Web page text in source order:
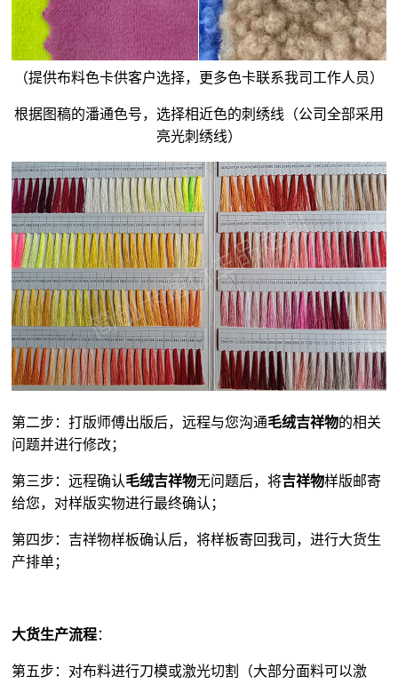
（提供布料色卡供客户选择，更多色卡联系我司工作人员）
根据图稿的潘通色号，选择相近色的刺绣线（公司全部采用
亮光刺绣线）
第二步：打版师傅出版后，远程与您沟通毛绒吉祥物的相关
问题并进行修改；
第三步：远程确认毛绒吉祥物无问题后，将吉祥物样版邮寄
给您，对样版实物进行最终确认；
第四步：吉祥物样板确认后，将样板寄回我司，进行大货生
产排单；
大货生产流程：
第五步：对布料进行刀模或激光切割（大部分面料可以激